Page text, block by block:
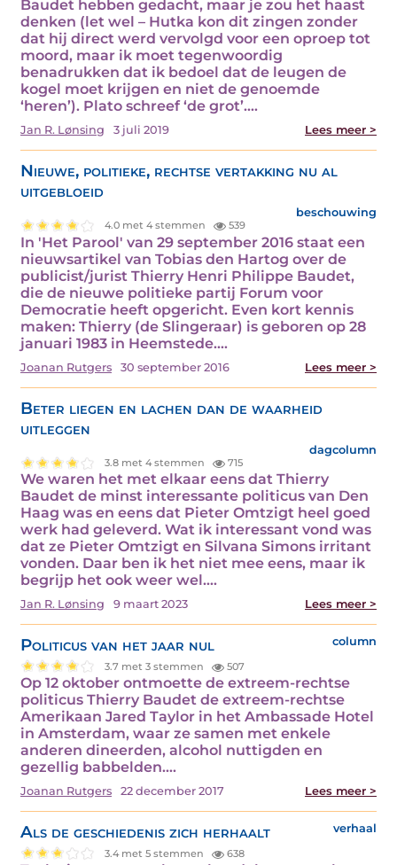
Baudet hebben gedacht, maar je zou het haast
denken (let wel – Hutka kon dit zingen zonder
dat hij direct werd vervolgd voor een oproep tot
moord, maar ik moet tegenwoordig
benadrukken dat ik bedoel dat de leugen de
kogel moet krijgen en niet de genoemde
‘heren’). Plato schreef ‘de grot’.…
Jan R. Lønsing 3 juli 2019 Lees meer >
Nieuwe, politieke, rechtse vertakking nu al
uitgebloeid
beschouwing
4.0 met 4 stemmen 539
In 'Het Parool' van 29 september 2016 staat een
nieuwsartikel van Tobias den Hartog over de
publicist/jurist Thierry Henri Philippe Baudet,
die de nieuwe politieke partij Forum voor
Democratie heeft opgericht. Even kort kennis
maken: Thierry (de Slingeraar) is geboren op 28
januari 1983 in Heemstede.…
Joanan Rutgers 30 september 2016 Lees meer >
Beter liegen en lachen dan de waarheid
uitleggen
dagcolumn
3.8 met 4 stemmen 715
We waren het met elkaar eens dat Thierry
Baudet de minst interessante politicus van Den
Haag was en eens dat Pieter Omtzigt heel goed
werk had geleverd. Wat ik interessant vond was
dat ze Pieter Omtzigt en Silvana Simons irritant
vonden. Daar ben ik het niet mee eens, maar ik
begrijp het ook weer wel.…
Jan R. Lønsing 9 maart 2023 Lees meer >
Politicus van het jaar nul column
3.7 met 3 stemmen 507
Op 12 oktober ontmoette de extreem-rechtse
politicus Thierry Baudet de extreem-rechtse
Amerikaan Jared Taylor in het Ambassade Hotel
in Amsterdam, waar ze samen met enkele
anderen dineerden, alcohol nuttigden en
gezellig babbelden.…
Joanan Rutgers 22 december 2017 Lees meer >
Als de geschiedenis zich herhaalt verhaal
3.4 met 5 stemmen 638